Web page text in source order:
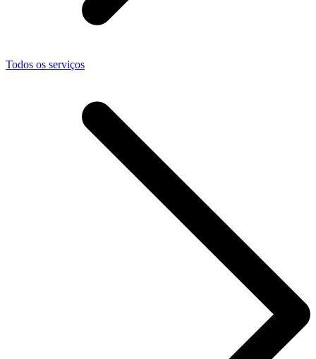
Todos os serviços